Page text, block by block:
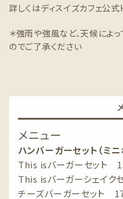
詳しくはディスイズカフェ公
＊強雨や強風など、天候によ
のでご了承ください
メニュー
ハンバーガーセット（ミニ
This isバーガー
This isバーガーシェイク
チーズバーガー